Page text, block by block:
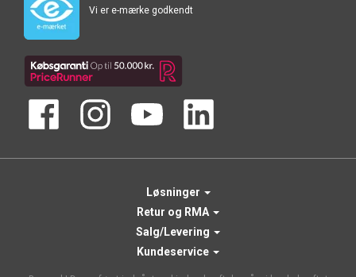
Vi er e-mærke godkendt
Løsninger
Retur og RMA
Salg/Levering
Kundeservice